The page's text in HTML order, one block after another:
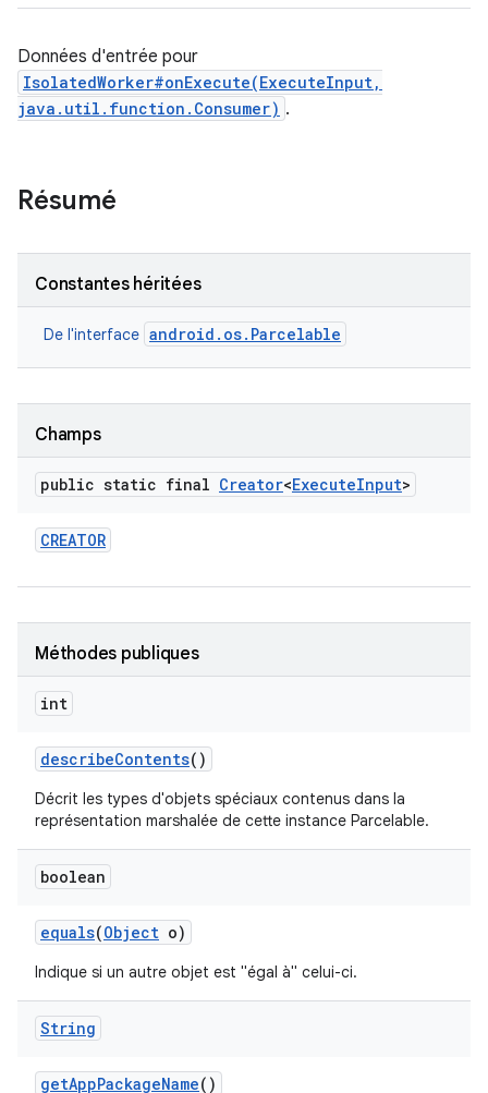
Données d'entrée pour
IsolatedWorker#onExecute(ExecuteInput,
java.util.function.Consumer) .
Résumé
Constantes héritées
De l'interface android.os.Parcelable
Champs
public static final Creator<ExecuteInput>
CREATOR
Méthodes publiques
int
describeContents()
Décrit les types d'objets spéciaux contenus dans la
représentation marshalée de cette instance Parcelable.
boolean
equals(Object o)
Indique si un autre objet est "égal à" celui-ci.
String
getAppPackageName()